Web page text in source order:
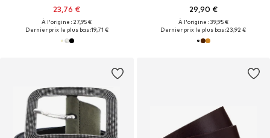
23,76 €
À l'origine : 27,95 €
Dernier prix le plus bas :19,71 €
29,90 €
À l'origine : 39,95 €
Dernier prix le plus bas :23,92 €